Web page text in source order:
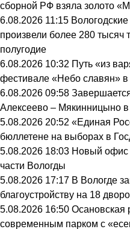
сборной РФ взяла золото
6.08.2026 11:15
произвели более 280 тысяч
полугодие
6.08.2026 10:32 Путь «из
фестивале «Небо славян» в
6.08.2026 09:58
Алексеево – Мякинницыно в
5.08.2026 20:52 «Единая
бюллетене на выборах в
5.08.2026 18:03 Новый офис
части Вологды
5.08.2026 17:17 В Вологде
благоустройству на 18
5.08.2026 16:50 Осановская
современным парком с